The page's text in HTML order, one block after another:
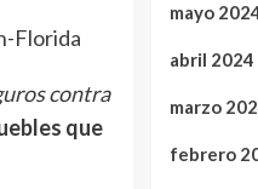
contra
que
mayo
abril 2024
marzo
febrero